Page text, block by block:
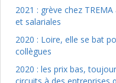
2021 : grève chez
et salariales
2020 : Loire, elle se bat
collègues
2020 : les prix bas,